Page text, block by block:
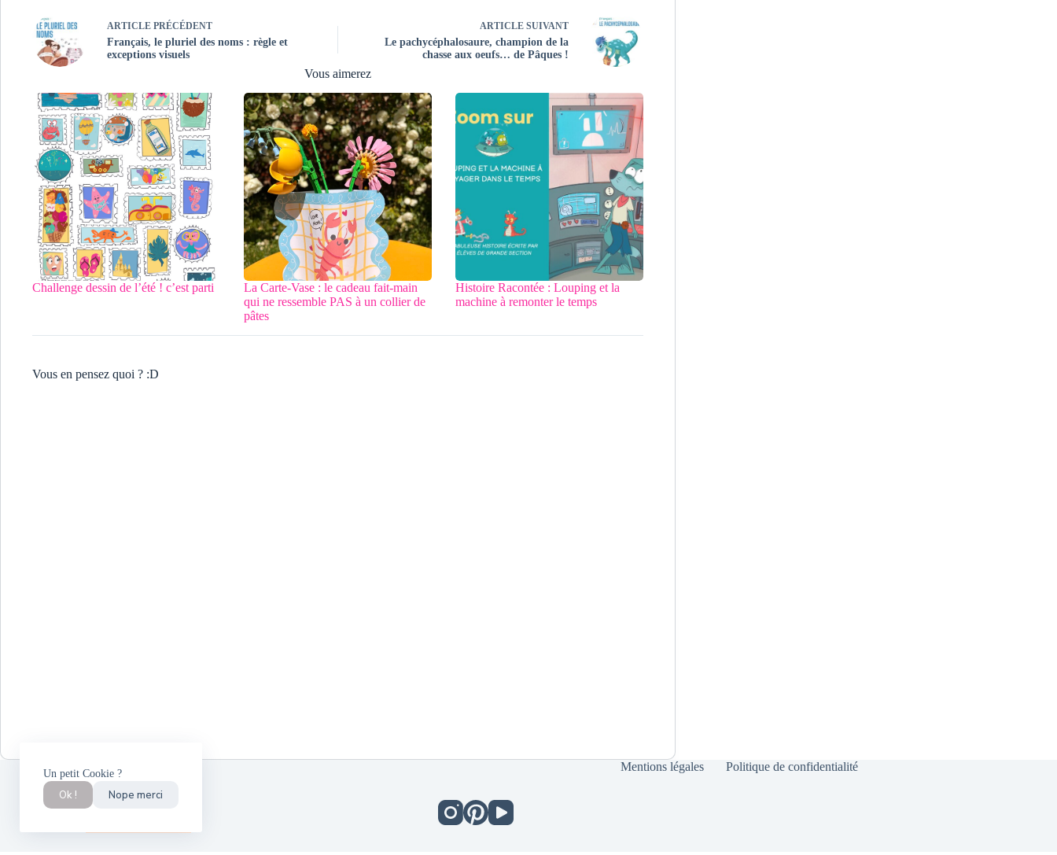
Un petit Cookie ?
Ok ! Nope merci
ARTICLE PRÉCÉDENT
Français, le pluriel des noms : règle et
exceptions visuels
ARTICLESUIVANT
Le pachycéphalosaure, champion de la
chasse aux oeufs… de Pâques !
Vous aimerez
Challenge dessin de l’été ! c’est parti
La Carte-Vase : le cadeau fait-main
qui ne ressemble PAS à un collier de
pâtes
Histoire Racontée : Louping et la
machine à remonter le temps
Vous en pensez quoi ? :D
Mentions légales Politique de confidentialité